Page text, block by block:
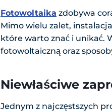
Fotowoltaika zdobywa
Mimo wielu zalet,
które warto znać i unikać.
fotowoltaiczną oraz
Niewłaściwe
Jednym z najczęstszych